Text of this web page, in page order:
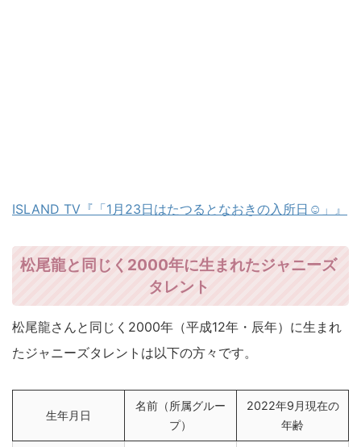
ISLAND TV『「1月23日はたつるとなおきの入所日☺︎」』
松尾龍と同じく2000年に生まれたジャニーズ
タレント
松尾龍さんと同じく2000年（平成12年・辰年）に生まれ
たジャニーズタレントは以下の方々です。
生年月日
名前（所属グルー
プ）
2022年9月現在の
年齢